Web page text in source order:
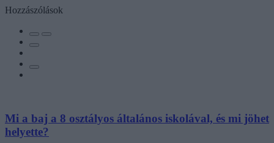
Hozzászólások
Mi a baj a 8 osztályos általános iskolával, és mi jöhet
helyette?